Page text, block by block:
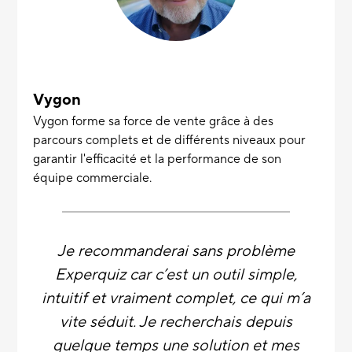
Vygon
Vygon forme sa force de vente grâce à des
parcours complets et de différents niveaux pour
garantir l'efficacité et la performance de son
équipe commerciale.
Je recommanderai sans problème
Experquiz car c’est un outil simple,
intuitif et vraiment complet, ce qui m’a
vite séduit. Je recherchais depuis
quelque temps une solution et mes